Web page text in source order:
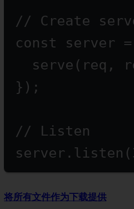
// Create
const
server =
serve (req,
});
// Listen
server. listen (
将所有文件作为下载提供